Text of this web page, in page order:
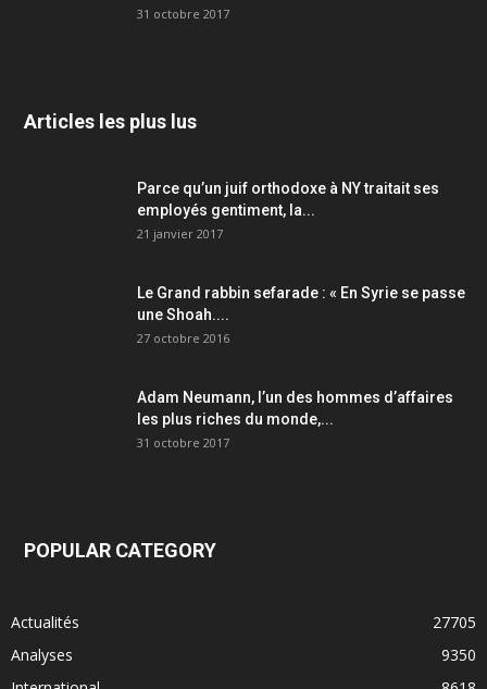
31 octobre 2017
Articles les plus lus
Parce qu’un juif orthodoxe à NY traitait ses
employés gentiment, la...
21 janvier 2017
Le Grand rabbin sefarade : « En Syrie se passe
une Shoah....
27 octobre 2016
Adam Neumann, l’un des hommes d’affaires
les plus riches du monde,...
31 octobre 2017
POPULAR CATEGORY
Actualités
27705
Analyses
9350